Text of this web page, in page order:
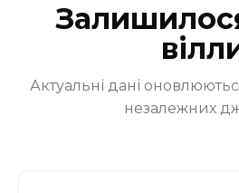
Актуальні дані
незалежних